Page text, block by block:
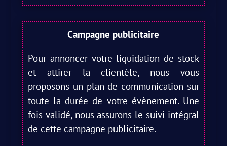
Campagne publicitaire
Pour annoncer votre liquidation de stock
et attirer la clientèle, nous vous
proposons un plan de communication sur
toute la durée de votre évènement. Une
fois validé, nous assurons le suivi intégral
de cette campagne publicitaire.